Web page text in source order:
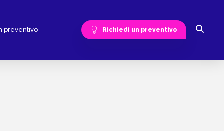
Richiedi un preventivo
preventivo